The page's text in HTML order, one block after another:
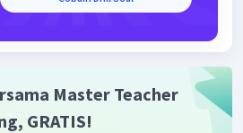
Master Teacher
GRATIS!